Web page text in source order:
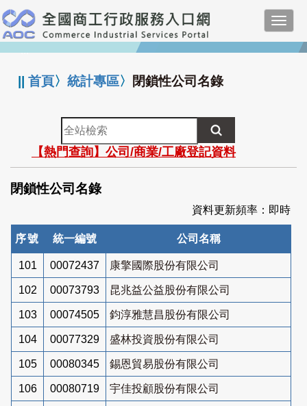
跳
到
主
要
:::
||首頁〉統計專區〉 閉鎖性公司名錄
全
站
檢
索
【熱門查詢】公司/商業/工廠登記資料
閉鎖性公司名錄
資料更新頻率：即時
序號 統一編號 公司名稱
101 00072437 康擎國際股份有限公司
102 00073793 昆兆益公益股份有限公司
103 00074505 鈞淳雅慧昌股份有限公司
104 00077329 盛林投資股份有限公司
105 00080345 錫恩貿易股份有限公司
106 00080719 宇佳投顧股份有限公司